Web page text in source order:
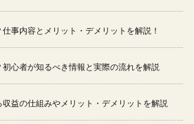
事内容とメリット・デメリットを解説！
心者が知るべき情報と実際の流れを解説
益の仕組みやメリット・デメリットを解説